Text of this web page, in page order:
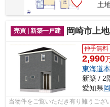
土
売買 | 新築一戸建 岡崎市上地町字
仲手無料
2,990
東海道
新築 / 2
愛知県
当物件をご覧いただき有り難うござ